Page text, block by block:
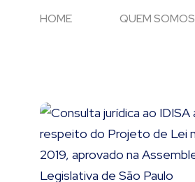
HOME QUEM SOMOS